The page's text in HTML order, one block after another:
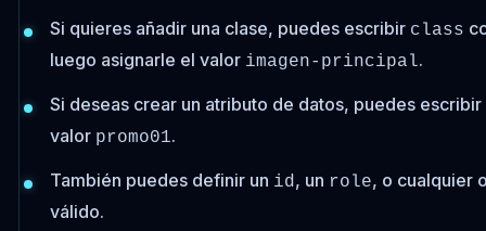
Si quieres añadir una clase, puedes escribir class
luego asignarle el valor imagen-principal.
Si deseas crear un atributo de datos, puedes escribir
valor promo01.
También puedes definir un id, un role, o cualquier
válido.